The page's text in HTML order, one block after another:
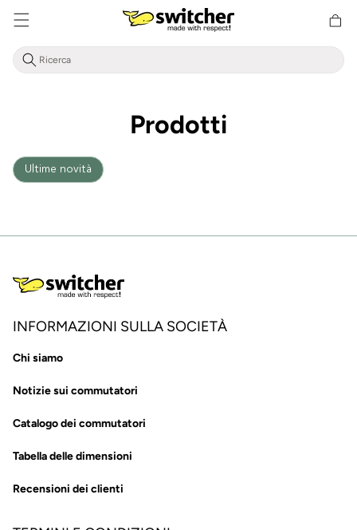
Direttamente
al contenuto
della
Prodotti
Ultime novità
INFORMAZIONI SULLA SOCIETÀ
Chi siamo
Notizie sui commutatori
Catalogo dei commutatori
Tabella delle dimensioni
Recensioni dei clienti